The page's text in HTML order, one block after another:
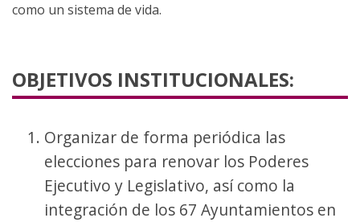
como un sistema de vida.
OBJETIVOS INSTITUCIONALES:
Organizar de forma periódica las
elecciones para renovar los Poderes
Ejecutivo y Legislativo, así como la
integración de los 67 Ayuntamientos en